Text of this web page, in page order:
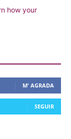
how your
M' AGRADA
SEGUIR